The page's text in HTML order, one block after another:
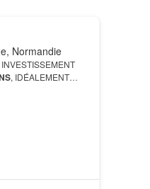
Normandie
, IDÉALEMENT